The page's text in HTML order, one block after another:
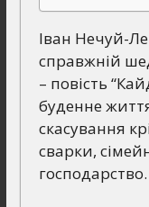
Іван Нечуй-
справжній
– повість
буденне
скасування
сварки,
господарство.